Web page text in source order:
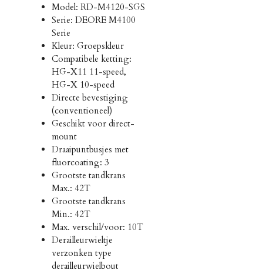
Model: RD-M4120-SGS
Serie: DEORE M4100
Serie
Kleur: Groepskleur
Compatibele ketting:
HG-X11 11-speed,
HG-X 10-speed
Directe bevestiging
(conventioneel)
Geschikt voor direct-
mount
Draaipuntbusjes met
fluorcoating: 3
Grootste tandkrans
Max.: 42T
Grootste tandkrans
Min.: 42T
Max. verschil/voor: 10T
Derailleurwieltje
verzonken type
derailleurwielbout